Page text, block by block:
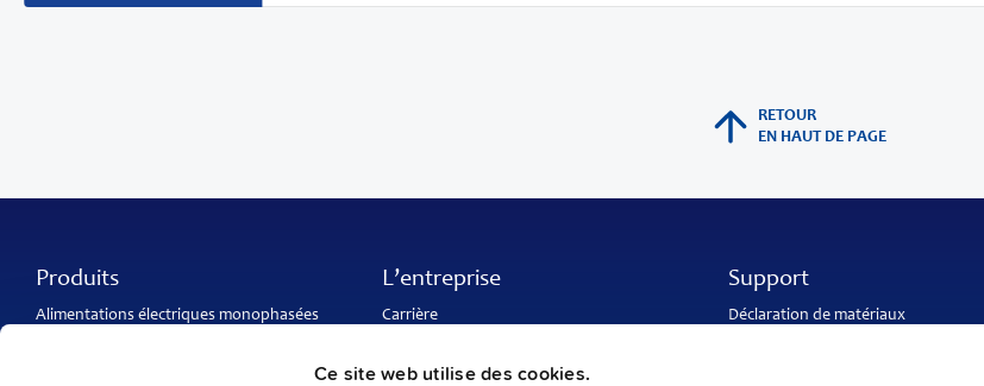
Ce site web utilise des cookies.
RETOUR
EN HAUT DE PAGE
Produits
Alimentations électriques monophasées
L’entreprise
Carrière
PULS à travers le monde
Support
Déclaration de matériaux